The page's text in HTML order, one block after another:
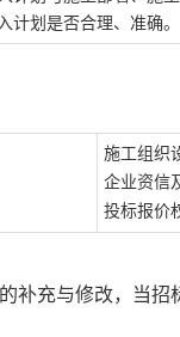
计划是否合理、准确。
施工组织
企业资信
投标报价
补充与修改，当